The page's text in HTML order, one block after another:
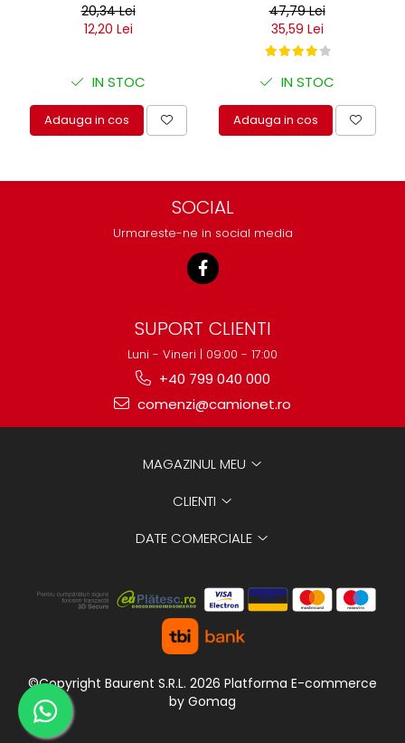
20,34 Lei
12,20 Lei
IN STOC
Adauga in cos
47,79 Lei
35,59 Lei
IN STOC
Adauga in cos
SOCIAL
Urmareste-ne in social media
SUPORT CLIENTI
Luni - Vineri | 09:00 - 17:00
+40 799 040 000
comenzi@camionet.ro
MAGAZINUL MEU
CLIENTI
DATE COMERCIALE
©Copyright Baurent S.R.L. 2026 Platforma E-commerce
by Gomag